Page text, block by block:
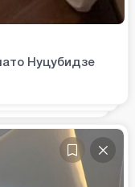
Нуцубидзе